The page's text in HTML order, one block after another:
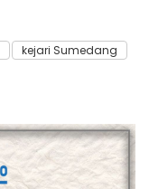
kejari Sumedang